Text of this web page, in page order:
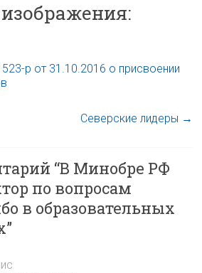
р от 31.10.2016 о присвоении
Северские лидеры →
“В Минобре РФ
по вопросам
в образовательных
”